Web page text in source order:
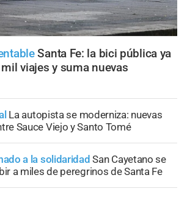
Santa Fe: la bici pública ya
viajes y suma nuevas
La autopista se moderniza: nuevas
Sauce Viejo y Santo Tomé
a la solidaridad San Cayetano se
a miles de peregrinos de Santa Fe